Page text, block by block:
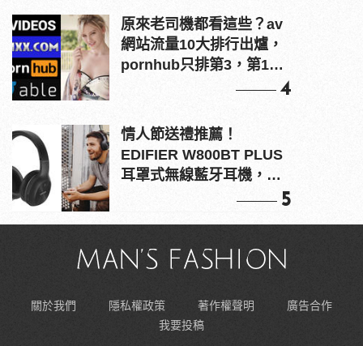
原來老司機都看這些？av
網站流量10大排行出爐，
pornhub只排第3，第1名
4
情人節送禮推薦！
EDIFIER W800BT PLUS
耳罩式無線藍牙耳機，在
5
關於我們 隱私權政策 著作權聲明
廣告合作
我要投稿